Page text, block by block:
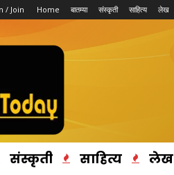
/ Join Home बातम्या संस्कृती साहित्य लेख
संस्कृती साहित्य लेख